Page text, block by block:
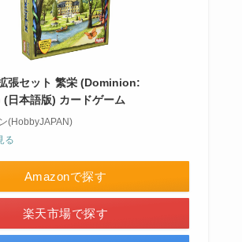
張セット 繁栄 (Dominion:
日本語版) カードゲーム
(HobbyJAPAN)
る
Amazonで探す
楽天市場で探す